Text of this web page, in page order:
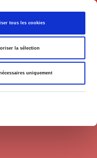
tous les cookies
la sélection
uniquement